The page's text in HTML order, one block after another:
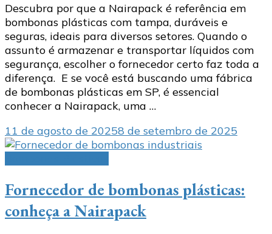
Descubra por que a Nairapack é referência em
bombonas plásticas com tampa, duráveis e
seguras, ideais para diversos setores. Quando o
assunto é armazenar e transportar líquidos com
segurança, escolher o fornecedor certo faz toda a
diferença. E se você está buscando uma fábrica
de bombonas plásticas em SP, é essencial
conhecer a Nairapack, uma …
11 de agosto de 20258 de setembro de 2025
Fornecedor de bombonas plásticas:
conheça a Nairapack